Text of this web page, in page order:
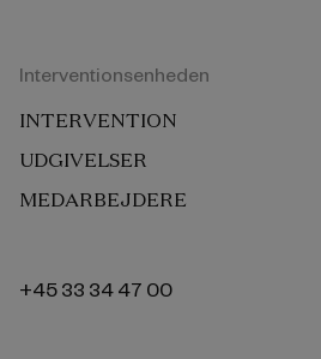
Interventionsenheden
INTERVENTION
UDGIVELSER
MEDARBEJDERE
+45 33 34 47 00